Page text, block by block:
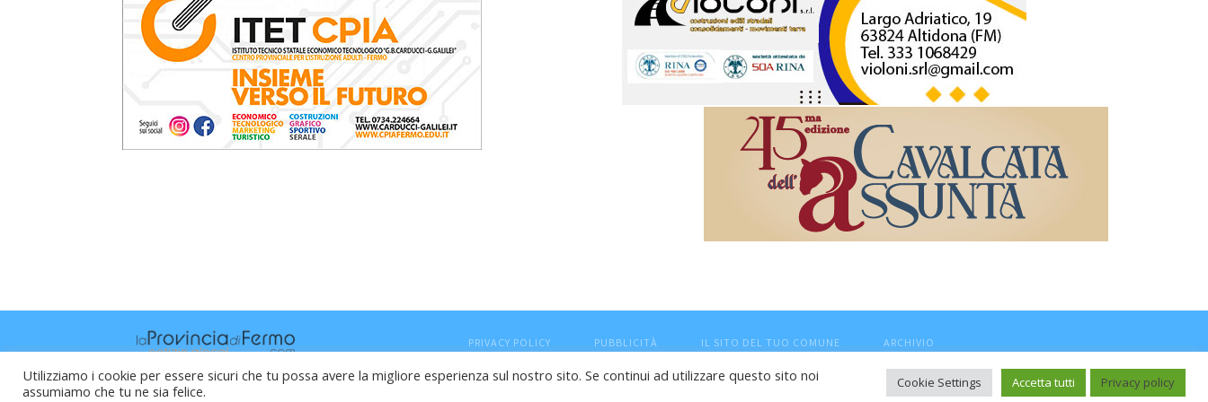
PRIVACY POLICY PUBBLICITÀ IL SITO DEL TUO COMUNE ARCHIVIO
Raffaele Vitali - via Leopardi 10 - 61121 Pesaro (PU) - Cod.Fisc VTLRFL77B02L500Y - Testata giornalistica, aut. Trib.Fermo n.04/2010 del 05/08/2010
Utilizziamo i cookie per essere sicuri che tu possa avere la migliore esperienza sul nostro sito. Se continui ad utilizzare questo sito noi
assumiamo che tu ne sia felice.
Cookie Settings Accetta tutti Privacy policy